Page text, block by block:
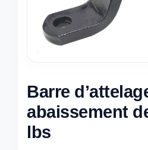
Barre
abaissement
lbs